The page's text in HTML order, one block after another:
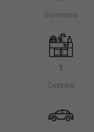
Dormitório
1
Cozinha